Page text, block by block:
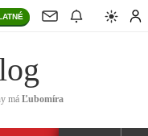
má Ľubomíra